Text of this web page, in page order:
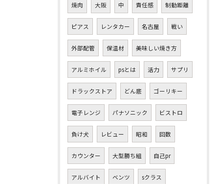
焼肉 大阪 中 責任感 制動距離
ピアス レンタカー 名古屋 戦い
外部配管 保温材 美味しい焼き方
アルミホイル psとは 活力 サプリ
ドラックストア どん底 ゴーリキー
電子レンジ パナソニック ビストロ
負け犬 レビュー 昭和 回数
カウンター 大型勝ち組 自己pr
アルバイト ベンツ sクラス